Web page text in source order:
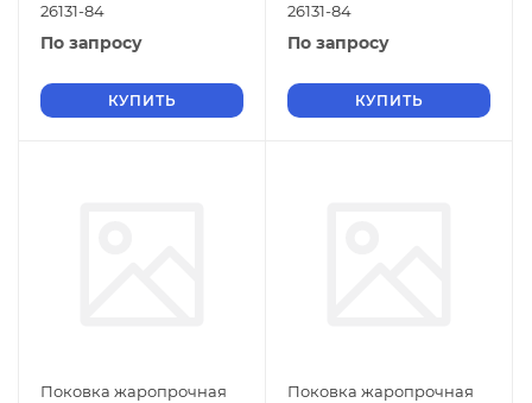
26131-84
По запросу
КУПИТЬ
26131-84
По запросу
КУПИТЬ
Поковка жаропрочная
Поковка жаропрочная